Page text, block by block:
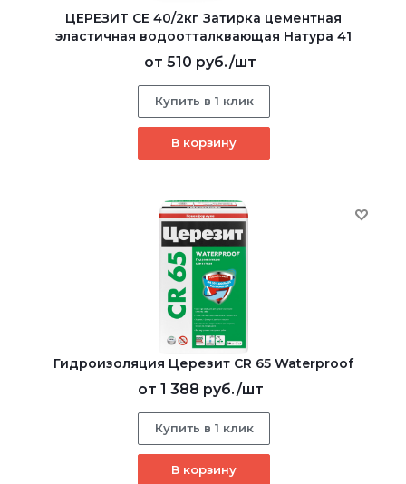
ЦЕРЕЗИТ CE 40/2кг Затирка цементная
эластичная водоотталквающая Натура 41
от 510 руб./шт
Купить в 1 клик
В корзину
Гидроизоляция Церезит CR 65 Waterproof
от 1 388 руб./шт
Купить в 1 клик
В корзину